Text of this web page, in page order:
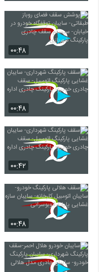
۰۰:۴۸
۰۰:۴۸
۰۰:۴۲
۰۰:۴۸